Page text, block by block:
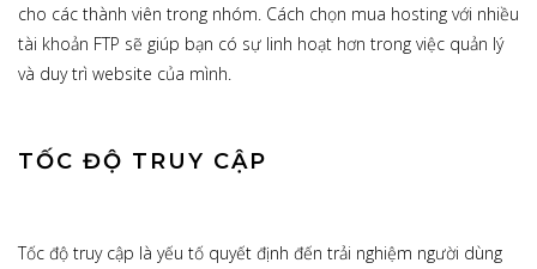
cho các thành viên trong nhóm. Cách chọn mua hosting với nhiều
tài khoản FTP sẽ giúp bạn có sự linh hoạt hơn trong việc quản lý
và duy trì website của mình.
TỐC ĐỘ TRUY CẬP
Tốc độ truy cập là yếu tố quyết định đến trải nghiệm người dùng